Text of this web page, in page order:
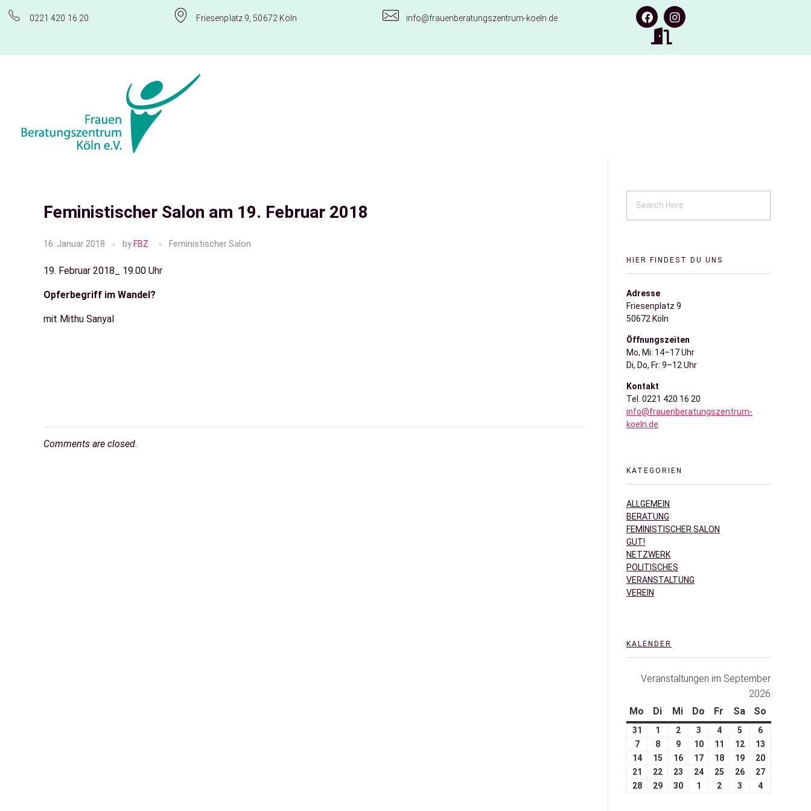
0221 420 16 20 Friesenplatz 9, 50672 Köln info@frauenberatungszentrum-koeln.de
Feministischer Salon am 19. Februar 2018
16. Januar 2018 by FBZ Feministischer Salon
19. Februar 2018_ 19.00 Uhr
Opferbegriff im Wandel?
mit Mithu Sanyal
Comments are closed.
HIER FINDEST DU UNS
Adresse
Friesenplatz 9
50672 Köln
Öffnungszeiten
Mo, Mi: 14–17 Uhr
Di, Do, Fr: 9–12 Uhr
Kontakt
Tel. 0221 420 16 20
info@frauenberatungszentrum-
koeln.de
KATEGORIEN
ALLGEMEIN
BERATUNG
FEMINISTISCHER SALON
GUT!
NETZWERK
POLITISCHES
VERANSTALTUNG
VEREIN
KALENDER
Veranstaltungen im September
2026
Mo
Di Mi Do Fr Sa So
31 1 2 3 4 5
6
7
8 9 10 11 12
13
14
15 16 17 18 19
20
21
22 23 24 25 26
27
28
29 30 1 2 3 4